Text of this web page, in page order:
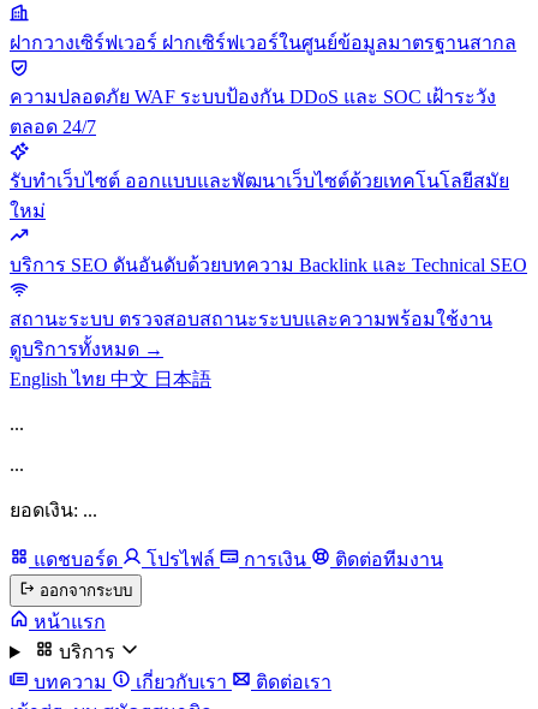
ฝากวางเซิร์ฟเวอร์ ฝากเซิร์ฟเวอร์ในศูนย์ข้อมูลมาตรฐานสากล
ความปลอดภัย WAF ระบบป้องกัน DDoS และ SOC เฝ้าระวัง
ตลอด 24/7
รับทำเว็บไซต์ ออกแบบและพัฒนาเว็บไซต์ด้วยเทคโนโลยีสมัย
ใหม่
บริการ SEO ดันอันดับด้วยบทความ Backlink และ Technical SEO
สถานะระบบ ตรวจสอบสถานะระบบและความพร้อมใช้งาน
ดูบริการทั้งหมด →
Englishไทย 中文 日本語
...
...
ยอดเงิน: ...
แดชบอร์ด โปรไฟล์ การเงิน ติดต่อทีมงาน
ออกจากระบบ
หน้าแรก
บริการ
บทความ
เกี่ยวกับเรา
ติดต่อเรา